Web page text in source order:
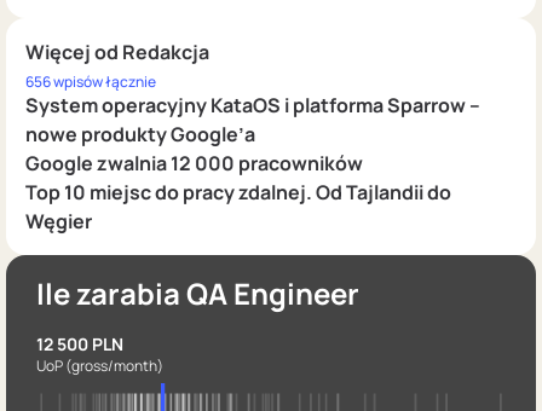
Więcej od Redakcja
656 wpisów łącznie
System operacyjny KataOS i platforma Sparrow –
nowe produkty Google’a
Google zwalnia 12 000 pracowników
Top 10 miejsc do pracy zdalnej. Od Tajlandii do
Węgier
Ile zarabia QA Engineer
12 500 PLN
UoP(gross/month)